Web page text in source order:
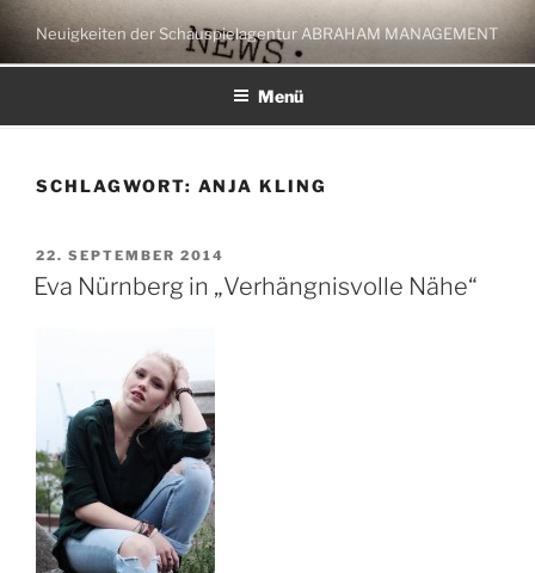
Zum
Inhalt
springen
Neuigkeiten der Schauspielagentur ABRAHAM MANAGEMENT
Menü
SCHLAGWORT: ANJA KLING
VERÖFFENTLICHT
AM
22. SEPTEMBER 2014
Eva Nürnberg in „Verhängnisvolle Nähe“